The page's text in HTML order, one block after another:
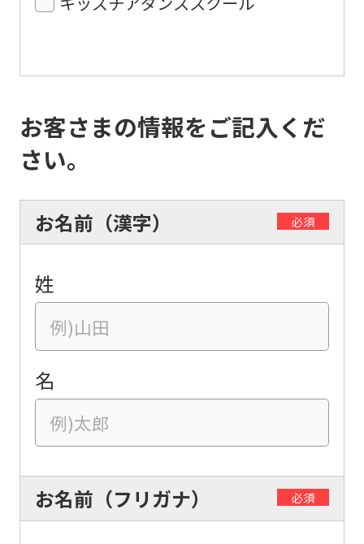
お客さまの情報をご記入くだ
さい。
お名前（漢字） 必須
姓
名
お名前（フリガナ） 必須